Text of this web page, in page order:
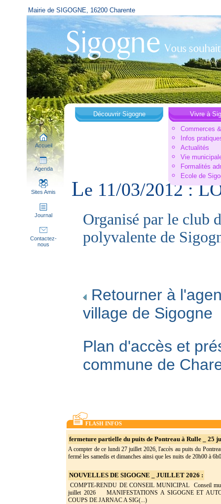
Mairie de SIGOGNE, 16200 Charente
Accueil
Agenda
Sites Amis
Journal
Contactez-
nous
Découvrir Sigogne
Vivre à
Commerces
Infos
Actualités
Vie
Formalités
Ecole de
Le 11/03/2012 :
Organisé par le club
polyvalente de
Retourner à
village de Sigogne
Plan d'accès et
commune de
FLASH INFOS
fermeture partielle du puits de Pontreau à Rulle _ 25
A compter de ce lundi 27 juillet 2026, l'accès au puits du
fermé les samedis et dimanches ainsi que les nuits de 20h00 à
NOUVELLES DE SIGOGNE _ JUILLET 2026 :
COMPTE-RENDU DE CONSEIL MUNICIPAL Conseil
juillet 2026 MANIFESTATIONS A SIGOGNE ET
COUPS DE JARNAC A SIG(...)